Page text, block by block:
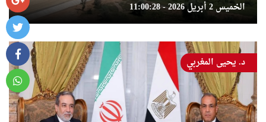
الخميس 2 أبريل 2026 - 11:00:28
د. يحيى المغربي